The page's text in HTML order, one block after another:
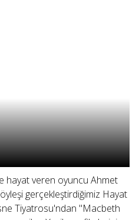
hayat veren oyuncu Ahmet
gerçekleştirdiğimiz Hayat
Tiyatrosu'ndan "Macbeth